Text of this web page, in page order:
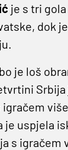
je s tri
dok je
je loš
je uspjela
s igračem